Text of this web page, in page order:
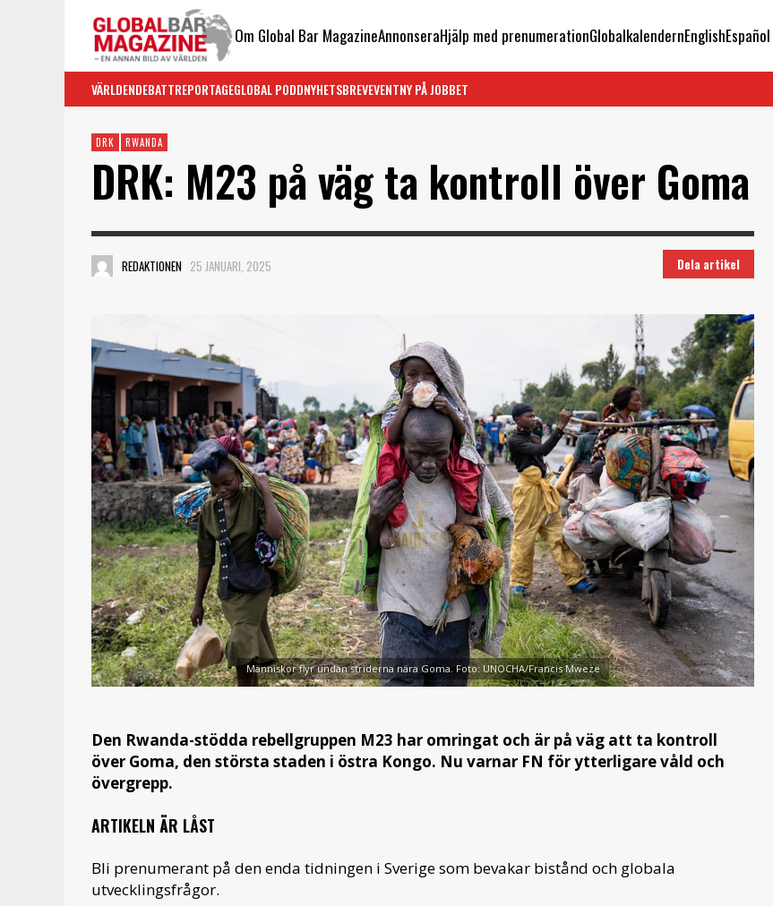
Om Global Bar MagazineAnnonseraHjälp med prenumerationGlobalkalendernEnglishEspañol
VÄRLDENDEBATTREPORTAGEGLOBAL PODDNYHETSBREVEVENTNY PÅ JOBBET
DRK RWANDA
DRK: M23 på väg ta kontroll över Goma
REDAKTIONEN 25 JANUARI, 2025 Dela artikel
Människor flyr undan striderna nära Goma. Foto: UNOCHA/Francis Mweze
Den Rwanda-stödda rebellgruppen M23 har omringat och är på väg att ta kontroll
över Goma, den största staden i östra Kongo. Nu varnar FN för ytterligare våld och
övergrepp.
ARTIKELN ÄR LÅST
Bli prenumerant på den enda tidningen i Sverige som bevakar bistånd och globala
utvecklingsfrågor.